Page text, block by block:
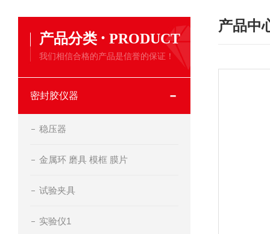
产品分类 · PRODUCT
我们相信合格的产品是信誉的保证！
密封胶仪器
稳压器
金属环 磨具 模框 膜片
试验夹具
实验仪1
产品中